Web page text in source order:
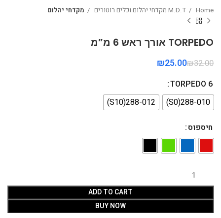
Home M.D.T מקדחי יהלום וכלים רוטורים מקדחי יהלום
TORPEDO אורך ראש 6 מ”מ
₪32.00
₪25.00
TORPEDO 6
288-010(S0)
288-012(S10)
חיספוס
ADD TO CART
BUY NOW